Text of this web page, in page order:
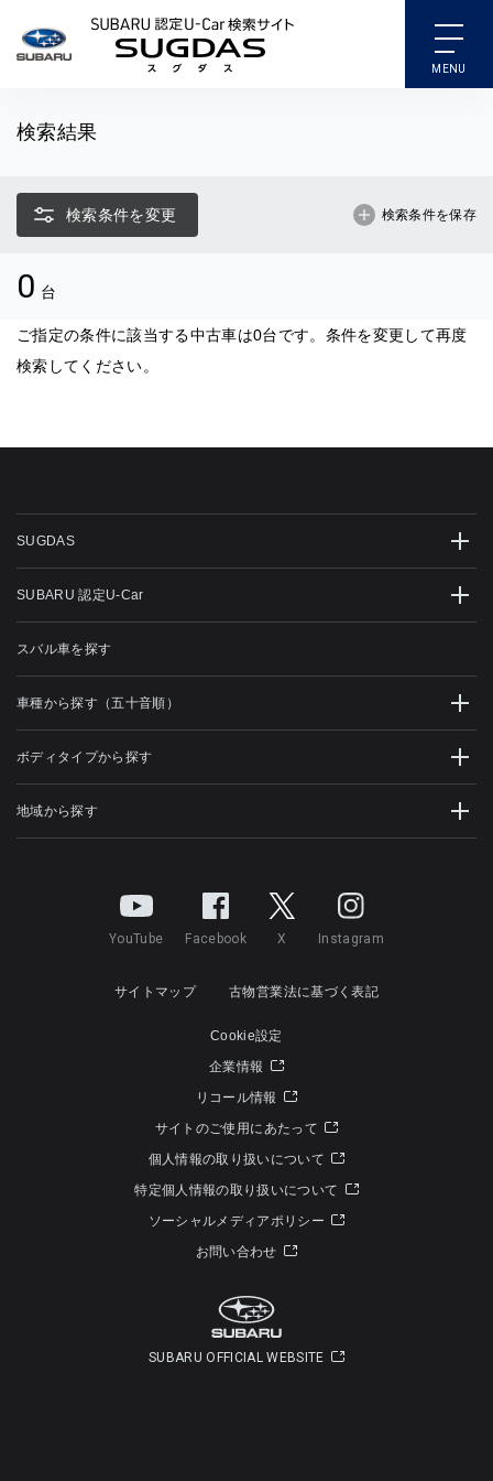
SUBARU 認定U-Car検索
検索結果
検索条件を変更 検索条件を保存
0 台
ご指定の条件に該当する中古車は0台です。条件を変更して再度
検索してください。
SUGDAS
SUBARU 認定U-Car
スバル車を探す
車種から探す（五十音順）
ボディタイプから探す
地域から探す
YouTube Facebook X Instagram
サイトマップ 古物営業法に基づく表記
Cookie設定
企業情報
リコール情報
サイトのご使用にあたって
個人情報の取り扱いについて
特定個人情報の取り扱いについて
ソーシャルメディアポリシー
お問い合わせ
SUBARU OFFICIAL WEBSITE